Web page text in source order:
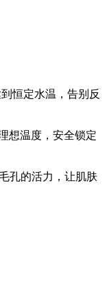
恒定水温，告别反
想温度，安全锁定
孔的活力，让肌肤